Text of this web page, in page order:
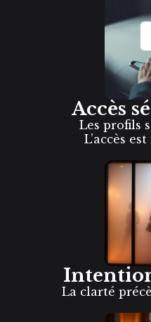
Accès
Les profils
L’accès
La clarté